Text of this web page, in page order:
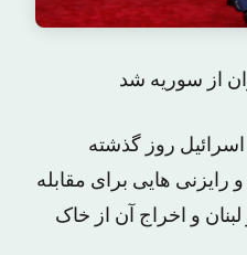
از سوریه شد
اسرائیل روز گذشته
رایزنی هایی برای مقابله
و اخراج آن از خاک